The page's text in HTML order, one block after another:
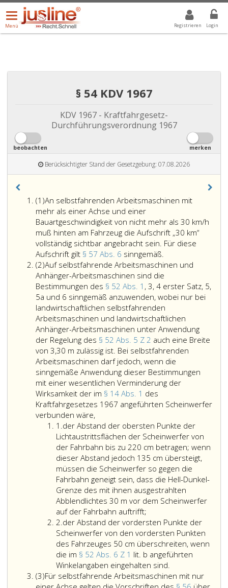
Registrieren Login
Menü
öffnen/schließen
Menü
ALLE DROPDOWN: GEWÄHLTER WERT IST ALLE
§ 54 KDV 1967
KDV 1967 - Kraftfahrgesetz-
Durchführungsverordnung 1967
beobachten merken
Berücksichtigter Stand der Gesetzgebung: 07.08.2026
(1)Absatz
eins
An selbstfahrenden Arbeitsmaschinen mit
mehr als einer Achse und einer
Bauartgeschwindigkeit von nicht mehr als 30 km/h
muß hinten am Fahrzeug die Aufschrift „30 km“
vollständig sichtbar angebracht sein. Für diese
Aufschrift gilt § 57 Abs. 6 sinngemäß.
selbstfahrenden
Arbeitsmaschinen
mit
mehr
als
einer
Achse
und
einer
von
nicht
als
km/h
muß
hinten
am
Fahrzeug
die
Aufschrift
„30
vollständig
sichtbar
angebracht
sein.
Für
diese
Aufschrift
(2)Absatz
2
Auf selbstfahrende Arbeitsmaschinen und
Anhänger-Arbeitsmaschinen sind die
Bestimmungen des § 52 Abs. 1 , 3, 4 erster Satz, 5,
5a und 6 sinngemäß anzuwenden, wobei nur bei
landwirtschaftlichen selbstfahrenden
Arbeitsmaschinen und landwirtschaftlichen
Anhänger-Arbeitsmaschinen unter Anwendung
der Regelung des § 52 Abs. 5 Z 2 auch eine Breite
von 3,30 m zulässig ist. Bei selbstfahrenden
Arbeitsmaschinen darf jedoch, wenn die
sinngemäße Anwendung dieser Bestimmungen
mit einer wesentlichen Verminderung der
Wirksamkeit der im § 14 Abs. 1 des
Kraftfahrgesetzes 1967 angeführten Scheinwerfer
verbunden wäre,Auf
selbstfahrende
Arbeitsmaschinen
und
Anhänger-
Arbeitsmaschinen
sind
die
Bestimmungen
des
Paragraph
52,
Absatz
eins,,
3,
4
erster
1.Ziffer
eins
der Abstand der obersten Punkte der
Lichtaustrittsflächen der Scheinwerfer von
der Fahrbahn bis zu 220 cm betragen; wenn
dieser Abstand jedoch 135 cm übersteigt,
müssen die Scheinwerfer so gegen die
Fahrbahn geneigt sein, dass die Hell-Dunkel-
Grenze des mit ihnen ausgestrahlten
Abblendlichtes 30 m vor dem Scheinwerfer
auf der Fahrbahn auftrifft;
2.Ziffer
2
der Abstand der vordersten Punkte der
Scheinwerfer von den vordersten Punkten
des Fahrzeuges 50 cm überschreiten, wenn
die im § 52 Abs. 6 Z 1 lit. b angeführten
Winkelangaben eingehalten sind.
Abstand
der
(3)Absatz
3
Für selbstfahrende Arbeitsmaschinen mit nur